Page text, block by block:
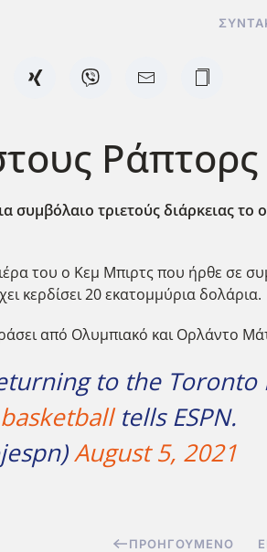
τριετούς διάρκειας
του ο Κεμ Μπιρτς που ήρθε σε
κερδίσει 20 εκατομμύρια δολάρια.
από Ολυμπιακό και Ορλάντο
to the
tells ESPN.
August 5, 2021
ΠΡΟΗΓΟΎΜΕΝΟ